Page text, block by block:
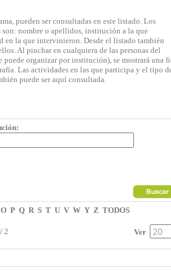
pueden ser consultadas en este listado. Los
nombre o apellidos, institución a la que
en la que intervinieron. Desde el listado también
Al pinchar en cualquiera de las personas del
organizar por institución), se mostrará una
Las actividades en las que participa y el tipo
puede ser aquí consultada.
O P Q R S T U V W Y Z TODOS
/ 2 Ver